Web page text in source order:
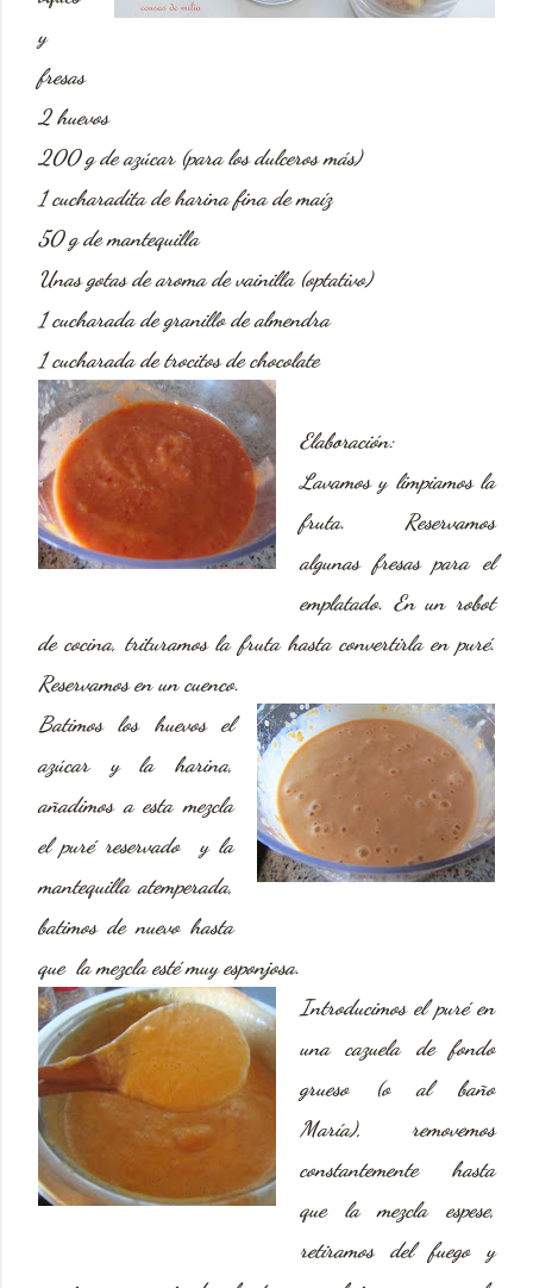
y
fresas
2 huevos
200 g de azúcar (para los dulceros más)
1 cucharadita de harina fina de maíz
50 g de mantequilla
Unas gotas de aroma de vainilla (optativo)
1 cucharada de granillo de almendra
1 cucharada de trocitos de chocolate
Elaboración:
Lavamos y limpiamos la
fruta. Reservamos
algunas fresas para el
emplatado. En un robot
de cocina, trituramos la fruta hasta convertirla en puré.
Reservamos en un cuenco.
Batimos los huevos el
azúcar y la harina,
añadimos a esta mezcla
el puré reservado y la
mantequilla atemperada,
batimos de nuevo hasta
que la mezcla esté muy esponjosa.
Introducimos el puré en
una cazuela de fondo
grueso (o al baño
María), removemos
constantemente hasta
que la mezcla espese,
retiramos del fuego y